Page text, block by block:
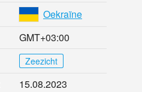
Oekraïne
GMT+03:00
Zeezicht
15.08.2023